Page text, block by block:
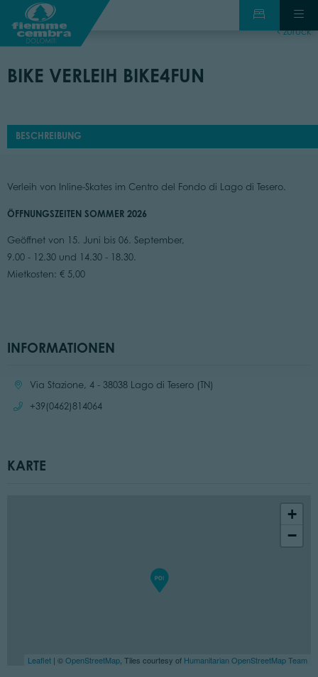
zurück
BIKE VERLEIH BIKE4FUN
BESCHREIBUNG
Verleih von Inline-Skates im Centro del Fondo di Lago di Tesero.
ÖFFNUNGSZEITEN SOMMER 2026
Geöffnet von 15. Juni bis 06. September,
9.00 - 12.30 und 14.30 - 18.30.
Mietkosten: € 5,00
INFORMATIONEN
Ort:
Via Stazione, 4 - 38038 Lago di Tesero (TN)
Anrufen:
+39(0462)814064
KARTE
+
−
Leaflet | ©OpenStreetMap , Tiles courtesy of Humanitarian OpenStreetMap Team